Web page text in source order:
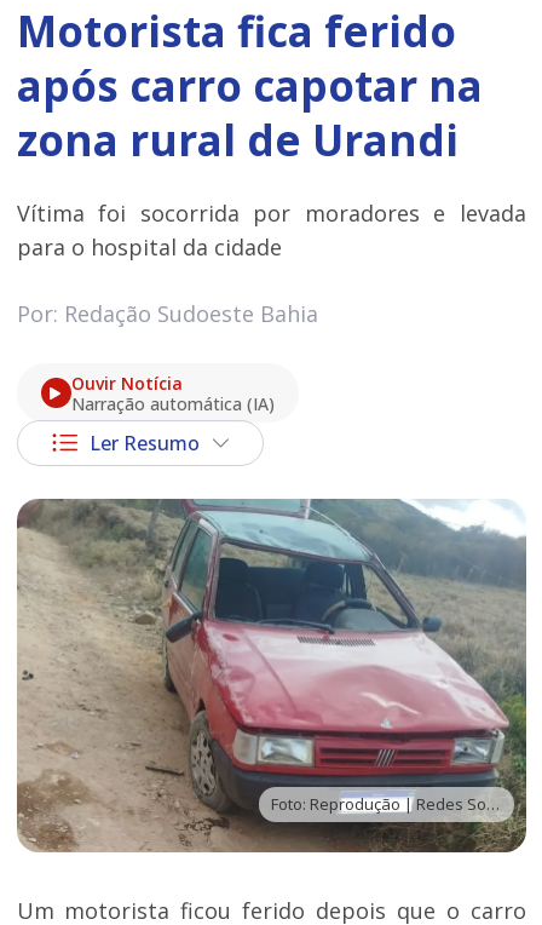
Motorista fica ferido
após carro capotar na
zona rural de Urandi
Vítima foi socorrida por moradores e levada
para o hospital da cidade
Por: Redação Sudoeste Bahia
Ouvir Notícia
Narração automática (IA)
Ler Resumo
Foto: Reprodução | Redes Sociais
Um motorista ficou ferido depois que o carro